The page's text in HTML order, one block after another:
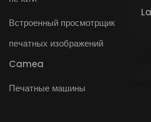
Встроенный просмотрщик
печатных изображений
Camea
Печатные машины